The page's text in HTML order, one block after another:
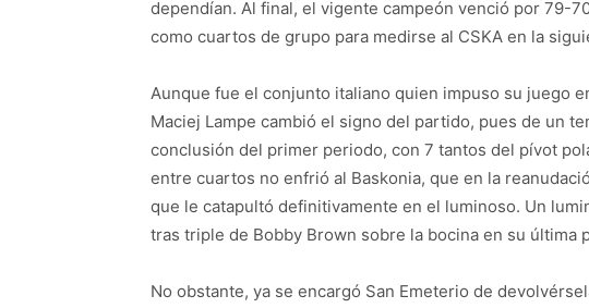
dependían. Al final, el vigente campeón venció por 79-
como cuartos de grupo para medirse al CSKA en la
Aunque fue el conjunto italiano quien impuso su juego
Maciej Lampe cambió el signo del partido, pues de un
conclusión del primer periodo, con 7 tantos del pívot
entre cuartos no enfrió al Baskonia, que en la
que le catapultó definitivamente en el luminoso. Un
tras triple de Bobby Brown sobre la bocina en su última
No obstante, ya se encargó San Emeterio de